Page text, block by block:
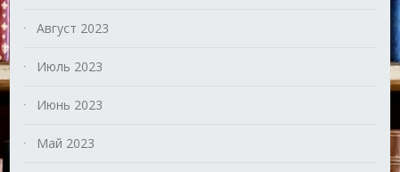
Август 2023
Июль 2023
Июнь 2023
Май 2023